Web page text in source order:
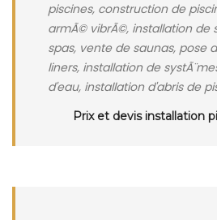
piscines, construction de
armÃ© vibrÃ©, installation de
spas, vente de saunas, pose
liners, installation de
d'eau, installation d'abris de
Prix et devis installation